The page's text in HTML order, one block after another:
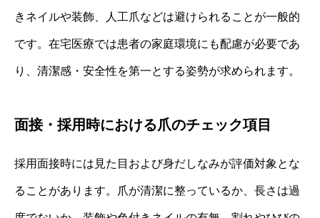
きネイルや装飾、人工爪などは避けられることが一般的
です。在宅医療では患者の家庭環境にも配慮が必要であ
り、清潔感・安全性を第一とする姿勢が求められます。
面接・採用時における爪のチェック項目
採用面接時には見た目および身だしなみが評価対象とな
ることがあります。爪が清潔に整っているか、長さは過